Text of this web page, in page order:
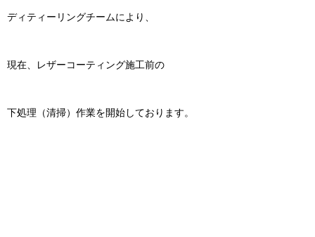
ディティーリングチームにより、
現在、レザーコーティング施工前の
下処理（清掃）作業を開始しております。